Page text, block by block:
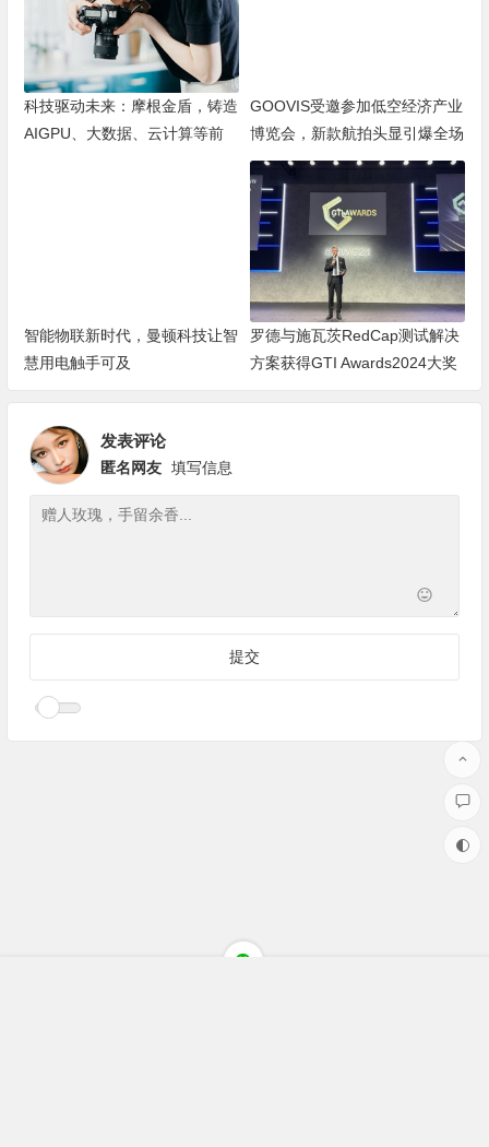
科技驱动未来：摩根金盾，铸造
AIGPU、大数据、云计算等前
GOOVIS受邀参加低空经济产业
博览会，新款航拍头显引爆全场
智能物联新时代，曼顿科技让智
慧用电触手可及
罗德与施瓦茨RedCap测试解决
方案获得GTI Awards2024大奖
发表评论
匿名网友 填写信息